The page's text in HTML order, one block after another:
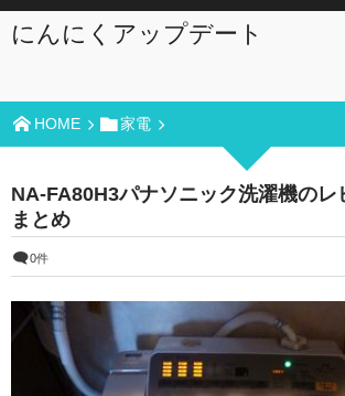
にんにくアップデート
HOME 家電
NA-FA80H3パナソニック洗濯機のレ
まとめ
0件